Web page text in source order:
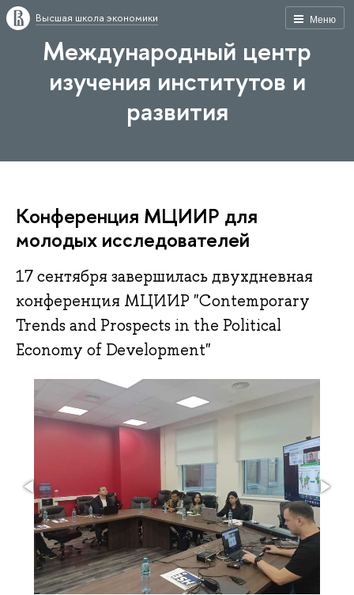
Меню
Высшая школа экономики
Международный центр
изучения институтов и
развития
Конференция МЦИИР для
молодых исследователей
17 сентября завершилась двухдневная
конференция МЦИИР "Contemporary
Trends and Prospects in the Political
Economy of Development"